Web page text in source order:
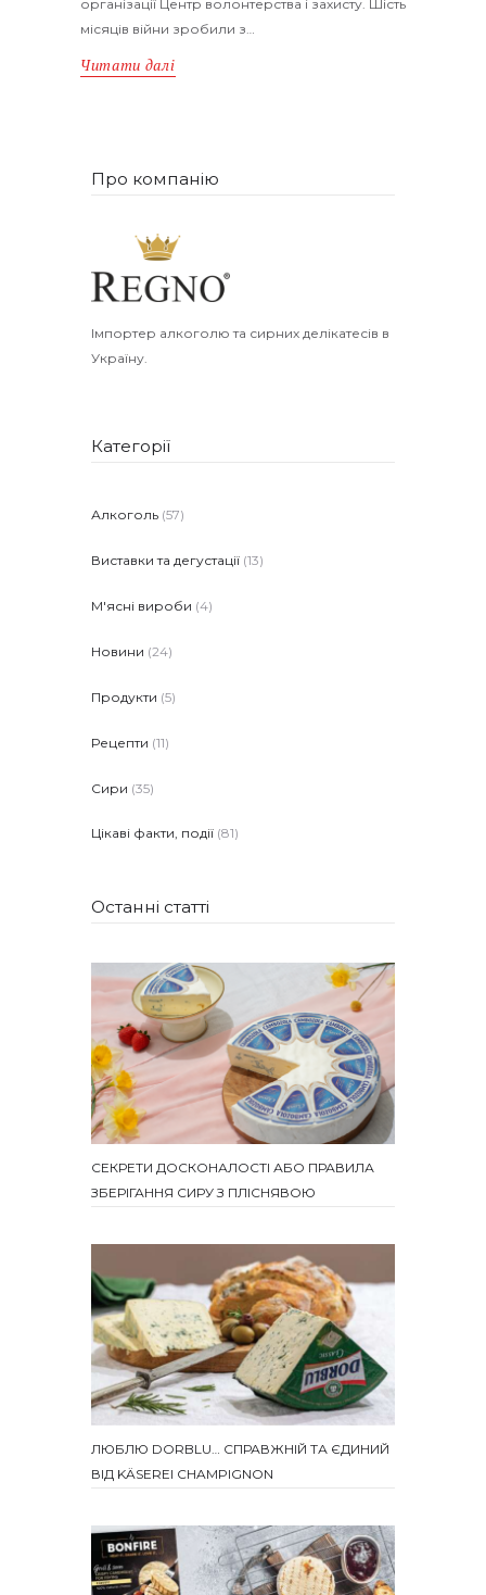
організації Центр волонтерства і захисту. Шість
місяців війни зробили з…
Читати далі
Про компанію
Імпортер алкоголю та сирних делікатесів в
Україну.
Категорії
Алкоголь (57)
Виставки та дегустації (13)
М'ясні вироби (4)
Новини (24)
Продукти (5)
Рецепти (11)
Сири (35)
Цікаві факти, події (81)
Останні статті
СЕКРЕТИ ДОСКОНАЛОСТІ АБО ПРАВИЛА
ЗБЕРІГАННЯ СИРУ З ПЛІСНЯВОЮ
ЛЮБЛЮ DORBLU… СПРАВЖНІЙ ТА ЄДИНИЙ
ВІД KÄSEREI CHAMPIGNON